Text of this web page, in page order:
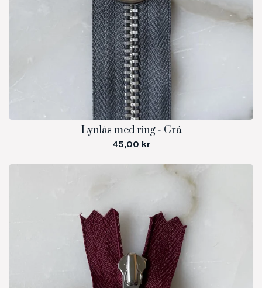
Lynlås med ring - Grå
45,00 kr